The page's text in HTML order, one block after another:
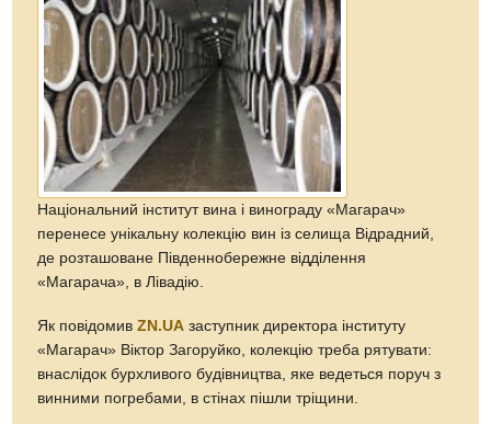
Національний інститут вина і винограду «Магарач»
перенесе унікальну колекцію вин із селища Відрадний,
де розташоване Південнобережне відділення
«Магарача», в Лівадію.
Як повідомивZN.UA заступник директора інституту
«Магарач» Віктор Загоруйко, колекцію треба рятувати:
внаслідок бурхливого будівництва, яке ведеться поруч з
винними погребами, в стінах пішли тріщини.